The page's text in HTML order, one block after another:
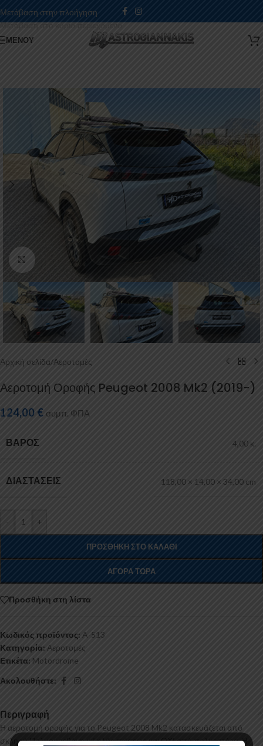
Μετάβαση στην πλοήγηση
Μετάβαση στο κύριο περιεχόμενο
ΜΕΝΟΎ
Κάντε κλικ για μεγέθυνση
Αρχική σελίδα/Αεροτομές
Αεροτομή Οροφής Peugeot 2008 Mk2 (2019-)
124,00 € συμπ. ΦΠΑ
ΒΆΡΟΣ 4,00 κ.
ΔΙΑΣΤΆΣΕΙΣ 118,00 × 14,00 × 34,00 cm
- +
ΠΡΟΣΘΉΚΗ ΣΤΟ ΚΑΛΆΘΙ
ΑΓΟΡΆ ΤΏΡΑ
Προσθήκη στη λίστα
Κωδικός προϊόντος: A-513
Κατηγορία: Αεροτομές
Ετικέτα: Motordrome
Ακολουθήστε:
Περιγραφή
Η αεροτομή οροφής για το Peugeot 2008 Mk2 κατασκευάζεται από
σκληρή Πολυουρεθάνη υψηλής πιέσεως και ΟΧΙ από πολυεστέρα. Η